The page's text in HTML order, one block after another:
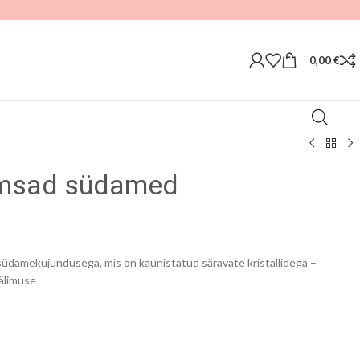
0,00€
südamed
mis on kaunistatud säravate kristallidega –